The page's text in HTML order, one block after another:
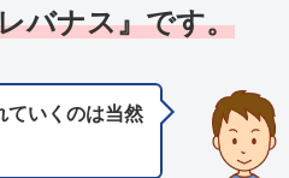
バナス』です。
ていくのは当然